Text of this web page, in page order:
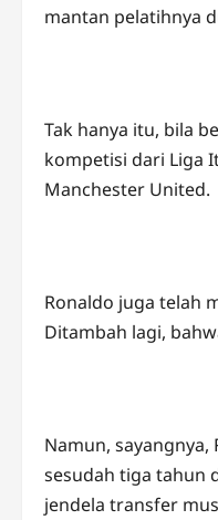
mantan pelatihnya
Tak hanya itu, bila
kompetisi dari Liga
Manchester United.
Ronaldo juga telah
Ditambah lagi,
Namun,
sesudah tiga tahun
jendela transfer